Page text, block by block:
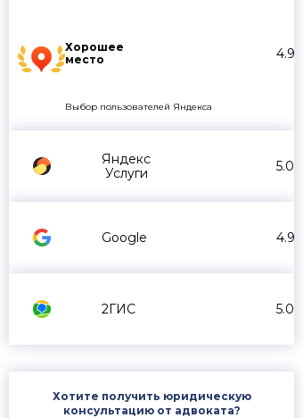
Хорошее
место
4.9
Выбор пользователей Яндекса
Яндекс
Услуги
5.0
Google 4.9
2ГИС 5.0
Хотите получить юридическую
консультацию от адвоката?